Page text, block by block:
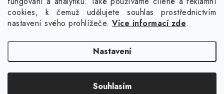
cookies, k čemuž udělujete souhlas prostřednictvím
nastavení svého prohlížeče. Více informací zde.
Nastavení
Souhlasím
Facebook Kontakt Jak nakupovat
Poptávka potisku textilu
Akce a slevy GDPR + cookies Obchodní podmínky
Doprava
Copyright 2026Colordot.cz. Všechna práva vyhrazena.Upravit nastavení
cookies